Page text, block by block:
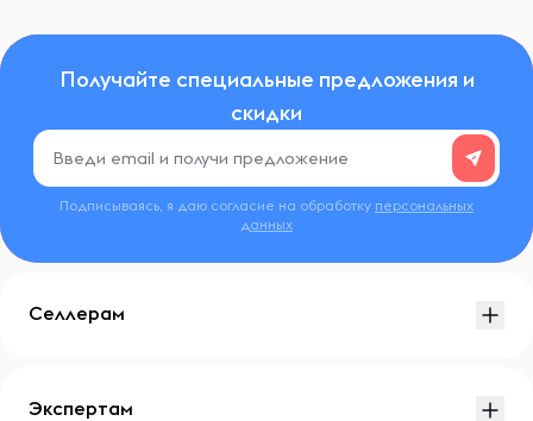
Получайте специальные предложения и
скидки
Подписываясь, я даю согласие на обработку персональных
данных
Селлерам
Экспертам